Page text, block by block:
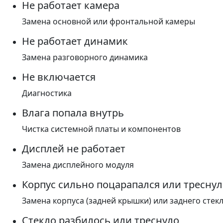
Не работает камера
Замена основной или фронтальной камеры
Не работает динамик
Замена разговорного динамика
Не включается
Диагностика
Влага попала внутрь
Чистка системной платы и компонентов
Дисплей не работает
Замена дисплейного модуля
Корпус сильно поцарапался или треснул
Замена корпуса (задней крышки) или заднего
Стекло разбилось или треснуло